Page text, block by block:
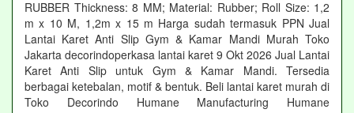
RUBBER Thickness: 8 MM; Material: Rubber; Roll Size: 1,2
m x 10 M, 1,2m x 15 m Harga sudah termasuk PPN Jual
Lantai Karet Anti Slip Gym & Kamar Mandi Murah Toko
Jakarta decorindoperkasa lantai karet 9 Okt 2026 Jual Lantai
Karet Anti Slip untuk Gym & Kamar Mandi. Tersedia
berbagai ketebalan, motif & bentuk. Beli lantai karet murah di
Toko Decorindo Humane Manufacturing Humane